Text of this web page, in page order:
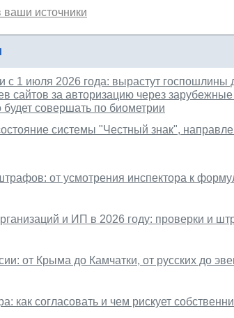
источники
с 1 июля 2026 года: вырастут госпошлины
сайтов за авторизацию через
совершать по биометрии
системы "Честный знак",
от усмотрения инспектора к
и ИП в 2026 году: проверки и
от Крыма до Камчатки, от русских до
как согласовать и чем рискует